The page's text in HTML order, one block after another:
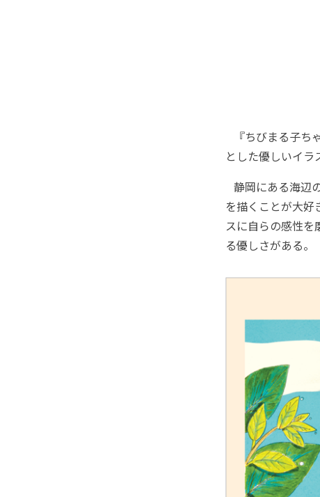
『ちびまる子ち
とした優しいイラ
静岡にある海辺
を描くことが大
スに自らの感性を
る優しさがある。